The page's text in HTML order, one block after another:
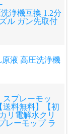
浄機互換 1.2分
ル ガン先取付
原液 高圧洗浄機
プレーモッ
送料無料】【初
リ電解水クリ
レーモップ ラ